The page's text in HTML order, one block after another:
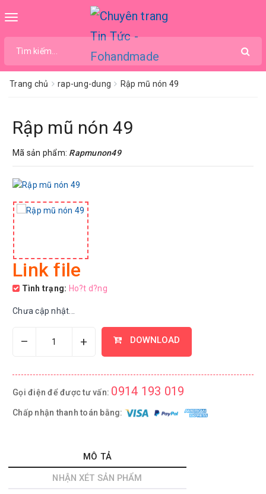
Toggle
Trang chủ rap-ung-dung Rập mũ nón 49
Rập mũ nón 49
Mã sản phẩm: Rapmunon49
Link file
Tình trạng: Ho?t d?ng
Chưa cập nhật...
– + DOWNLOAD
Gọi điện để được tư vấn: 0914 193 019
Chấp nhận thanh toán bằng:
MÔ TẢ
NHẬN XÉT SẢN PHẨM